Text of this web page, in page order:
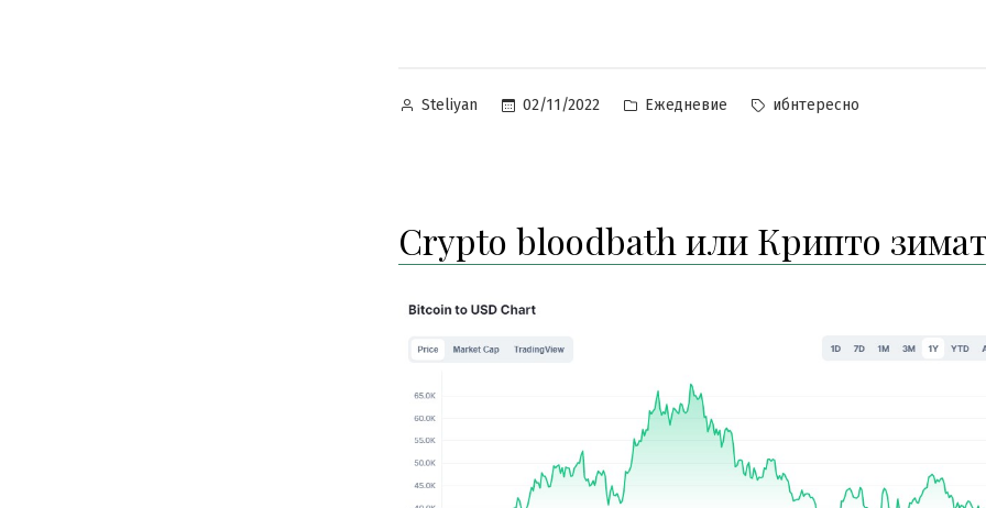
Posted
Steliyan 02/11/2022
Posted
Ежедневие Tags:
ибнтересно
Crypto bloodbath или Крипто